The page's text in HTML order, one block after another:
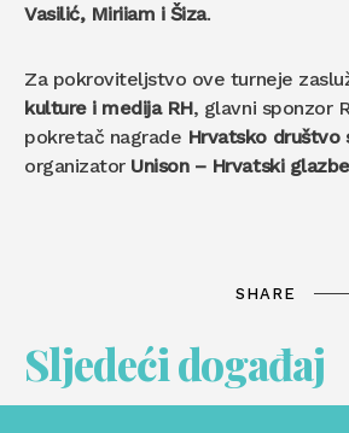
Vasilić, Miriiam i Šiza.
Za pokroviteljstvo ove turneje
kulture i medija RH, glavni sponzor
pokretač nagrade Hrvatsko društvo
organizator Unison – Hrvatski
SHARE
Sljedeći događaj